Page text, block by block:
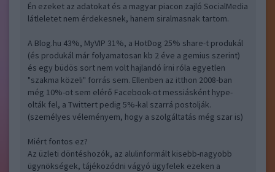
Én ezeket az adatokat és a magyar piacon zajló SocialMedia
látleletet nem érdekesnek, hanem siralmasnak tartom.
A Blog.hu 43%, MyVIP 31%, a HotDog 25% share-t produkál
(és produkál már folyamatosan kb 2 éve a gemius szerint)
és egy büdös sort nem volt hajlandó írni róla egyetlen
"szakma közeli" forrás sem. Ellenben az itthon 2008-ban
még 10%-ot sem elérő Facebook-ot messiásként hype-
olták fel, a Twittert pedig 5%-kal szarrá postolják.
(személyes véleményem, hogy a szolgáltatás még szar is)
Miért fontos ez?
Az üzleti döntéshozók, az alulinformált kisebb-nagyobb
ügynökségek, tájékozódni vágyó ügyfelek ezeken a